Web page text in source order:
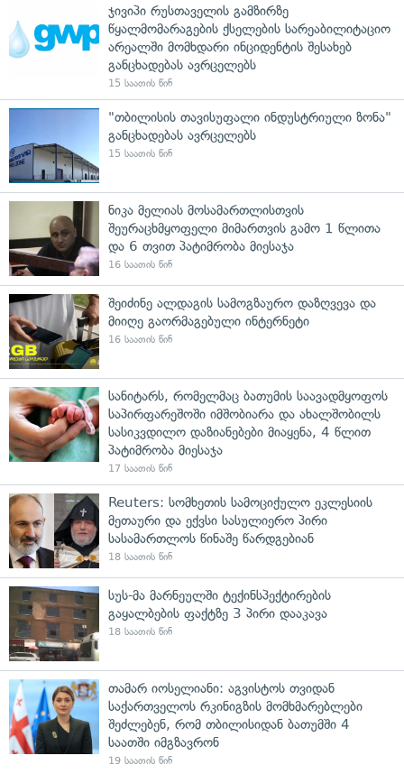
ჯივიპი რუსთაველის გამზირზე
წყალმომარაგების ქსელების სარეაბილიტაციო
არეალში მომხდარი ინციდენტის შესახებ
განცხადებას ავრცელებს
15 საათის წინ
"თბილისის თავისუფალი ინდუსტრიული ზონა"
განცხადებას ავრცელებს
15 საათის წინ
ნიკა მელიას მოსამართლისთვის
შეურაცხმყოფელი მიმართვის გამო 1 წლითა
და 6 თვით პატიმრობა მიესაჯა
16 საათის წინ
შეიძინე ალდაგის სამოგზაურო დაზღვევა და
მიიღე გაორმაგებული ინტერნეტი
16 საათის წინ
სანიტარს, რომელმაც ბათუმის საავადმყოფოს
საპირფარეშოში იმშობიარა და ახალშობილს
სასიკვდილო დაზიანებები მიაყენა, 4 წლით
პატიმრობა მიესაჯა
17 საათის წინ
Reuters: სომხეთის სამოციქულო ეკლესიის
მეთაური და ექვსი სასულიერო პირი
სასამართლოს წინაშე წარდგებიან
18 საათის წინ
სუს-მა მარნეულში ტექინსპექტირების
გაყალბების ფაქტზე 3 პირი დააკავა
18 საათის წინ
თამარ იოსელიანი: აგვისტოს თვიდან
საქართველოს რკინიგზის მომხმარებლები
შეძლებენ, რომ თბილისიდან ბათუმში 4
საათში იმგზავრონ
19 საათის წინ